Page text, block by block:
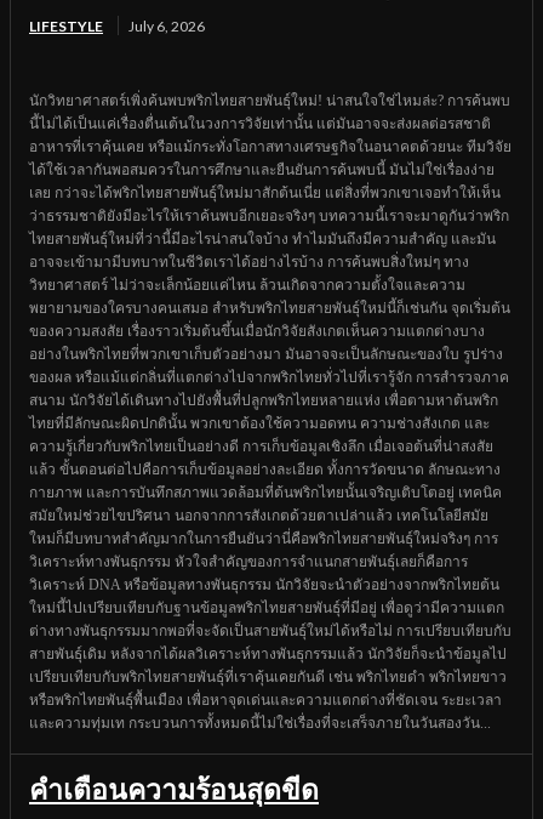
LIFESTYLE July 6, 2026
นักวิทยาศาสตร์เพิ่งค้นพบพริกไทยสายพันธุ์ใหม่! น่าสนใจใช่ไหมล่ะ? การค้นพบ
นี้ไม่ได้เป็นแค่เรื่องตื่นเต้นในวงการวิจัยเท่านั้น แต่มันอาจจะส่งผลต่อรสชาติ
อาหารที่เราคุ้นเคย หรือแม้กระทั่งโอกาสทางเศรษฐกิจในอนาคตด้วยนะ ทีมวิจัย
ได้ใช้เวลากันพอสมควรในการศึกษาและยืนยันการค้นพบนี้ มันไม่ใช่เรื่องง่าย
เลย กว่าจะได้พริกไทยสายพันธุ์ใหม่มาสักต้นเนี่ย แต่สิ่งที่พวกเขาเจอทำให้เห็น
ว่าธรรมชาติยังมีอะไรให้เราค้นพบอีกเยอะจริงๆ บทความนี้เราจะมาดูกันว่าพริก
ไทยสายพันธุ์ใหม่ที่ว่านี้มีอะไรน่าสนใจบ้าง ทำไมมันถึงมีความสำคัญ และมัน
อาจจะเข้ามามีบทบาทในชีวิตเราได้อย่างไรบ้าง การค้นพบสิ่งใหม่ๆ ทาง
วิทยาศาสตร์ ไม่ว่าจะเล็กน้อยแค่ไหน ล้วนเกิดจากความตั้งใจและความ
พยายามของใครบางคนเสมอ สำหรับพริกไทยสายพันธุ์ใหม่นี้ก็เช่นกัน จุดเริ่มต้น
ของความสงสัย เรื่องราวเริ่มต้นขึ้นเมื่อนักวิจัยสังเกตเห็นความแตกต่างบาง
อย่างในพริกไทยที่พวกเขาเก็บตัวอย่างมา มันอาจจะเป็นลักษณะของใบ รูปร่าง
ของผล หรือแม้แต่กลิ่นที่แตกต่างไปจากพริกไทยทั่วไปที่เรารู้จัก การสำรวจภาค
สนาม นักวิจัยได้เดินทางไปยังพื้นที่ปลูกพริกไทยหลายแห่ง เพื่อตามหาต้นพริก
ไทยที่มีลักษณะผิดปกตินั้น พวกเขาต้องใช้ความอดทน ความช่างสังเกต และ
ความรู้เกี่ยวกับพริกไทยเป็นอย่างดี การเก็บข้อมูลเชิงลึก เมื่อเจอต้นที่น่าสงสัย
แล้ว ขั้นตอนต่อไปคือการเก็บข้อมูลอย่างละเอียด ทั้งการวัดขนาด ลักษณะทาง
กายภาพ และการบันทึกสภาพแวดล้อมที่ต้นพริกไทยนั้นเจริญเติบโตอยู่ เทคนิค
สมัยใหม่ช่วยไขปริศนา นอกจากการสังเกตด้วยตาเปล่าแล้ว เทคโนโลยีสมัย
ใหม่ก็มีบทบาทสำคัญมากในการยืนยันว่านี่คือพริกไทยสายพันธุ์ใหม่จริงๆ การ
วิเคราะห์ทางพันธุกรรม หัวใจสำคัญของการจำแนกสายพันธุ์เลยก็คือการ
วิเคราะห์ DNA หรือข้อมูลทางพันธุกรรม นักวิจัยจะนำตัวอย่างจากพริกไทยต้น
ใหม่นี้ไปเปรียบเทียบกับฐานข้อมูลพริกไทยสายพันธุ์ที่มีอยู่ เพื่อดูว่ามีความแตก
ต่างทางพันธุกรรมมากพอที่จะจัดเป็นสายพันธุ์ใหม่ได้หรือไม่ การเปรียบเทียบกับ
สายพันธุ์เดิม หลังจากได้ผลวิเคราะห์ทางพันธุกรรมแล้ว นักวิจัยก็จะนำข้อมูลไป
เปรียบเทียบกับพริกไทยสายพันธุ์ที่เราคุ้นเคยกันดี เช่น พริกไทยดำ พริกไทยขาว
หรือพริกไทยพันธุ์พื้นเมือง เพื่อหาจุดเด่นและความแตกต่างที่ชัดเจน ระยะเวลา
และความทุ่มเท กระบวนการทั้งหมดนี้ไม่ใช่เรื่องที่จะเสร็จภายในวันสองวัน...
คำเตือนความร้อนสุดขีด